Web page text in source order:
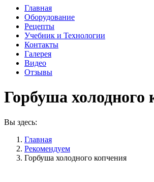
Главная
Оборудование
Рецепты
Учебник и Технологии
Контакты
Галерея
Видео
Отзывы
Горбуша холодного
Вы здесь:
Главная
Рекомендуем
Горбуша холодного копчения